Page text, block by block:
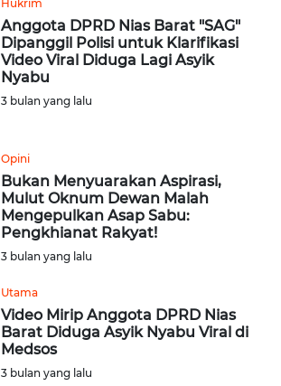
Hukrim
Anggota DPRD Nias Barat "SAG"
Dipanggil Polisi untuk Klarifikasi
Video Viral Diduga Lagi Asyik
Nyabu
3 bulan yang lalu
Opini
Bukan Menyuarakan Aspirasi,
Mulut Oknum Dewan Malah
Mengepulkan Asap Sabu:
Pengkhianat Rakyat!
3 bulan yang lalu
Utama
Video Mirip Anggota DPRD Nias
Barat Diduga Asyik Nyabu Viral di
Medsos
3 bulan yang lalu